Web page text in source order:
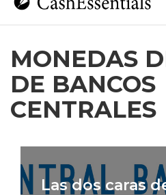
MONEDAS
DE BANCOS
CENTRALES
Las dos caras